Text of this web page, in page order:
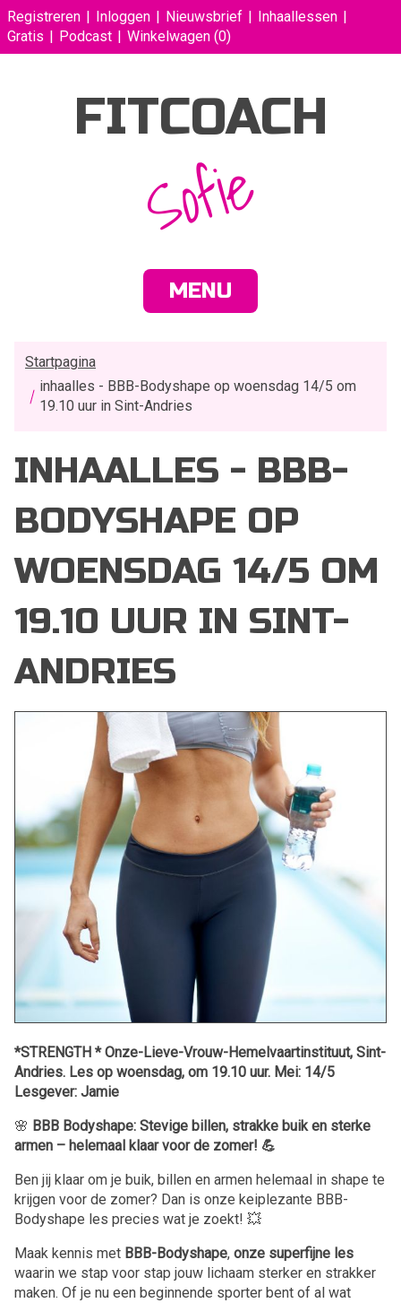
Registreren Inloggen Nieuwsbrief
Inhaallessen
Gratis
Podcast Winkelwagen (0)
FITCOACH
Sofie
MENU
Startpagina
inhaalles - BBB-Bodyshape op woensdag 14/5 om
19.10 uur in Sint-Andries
INHAALLES - BBB-
BODYSHAPE OP
WOENSDAG 14/5 OM
19.10 UUR IN SINT-
ANDRIES
*STRENGTH * Onze-Lieve-Vrouw-Hemelvaartinstituut, Sint-
Andries. Les op woensdag, om 19.10 uur. Mei: 14/5
Lesgever: Jamie
🌸 BBB Bodyshape: Stevige billen, strakke buik en sterke
armen – helemaal klaar voor de zomer! 💪
Ben jij klaar om je buik, billen en armen helemaal in shape te
krijgen voor de zomer? Dan is onze keiplezante BBB-
Bodyshape les precies wat je zoekt! 💥
Maak kennis met BBB-Bodyshape, onze superfijne les
waarin we stap voor stap jouw lichaam sterker en strakker
maken. Of je nu een beginnende sporter bent of al wat